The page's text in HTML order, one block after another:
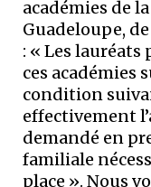
académies de
Guadeloupe,
: « Les
ces académies
condition
effectivement
demandé en
familiale
place ». Nous